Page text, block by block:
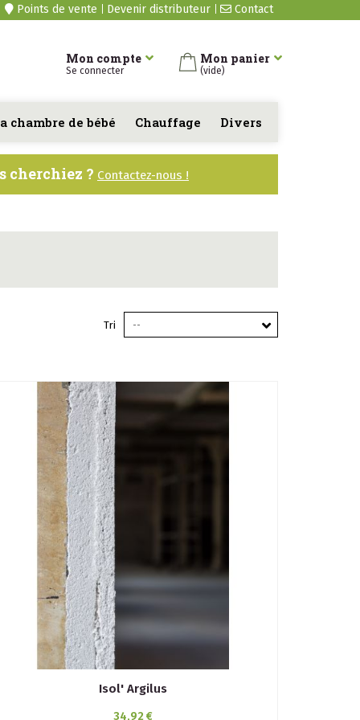
Contact
Points de vente Devenir distributeur
Mon panier
(vide)
Mon compte
Se connecter
chambre de bébé Chauffage Divers
cherchiez ? Contactez-nous !
Tri --
Isol' Argilus
34,92 €